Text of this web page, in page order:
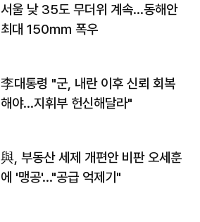
서울 낮 35도 무더위 계속…동해안
최대 150㎜ 폭우
李대통령 "군, 내란 이후 신뢰 회복
해야…지휘부 헌신해달라"
與, 부동산 세제 개편안 비판 오세훈
에 '맹공'…"공급 억제기"